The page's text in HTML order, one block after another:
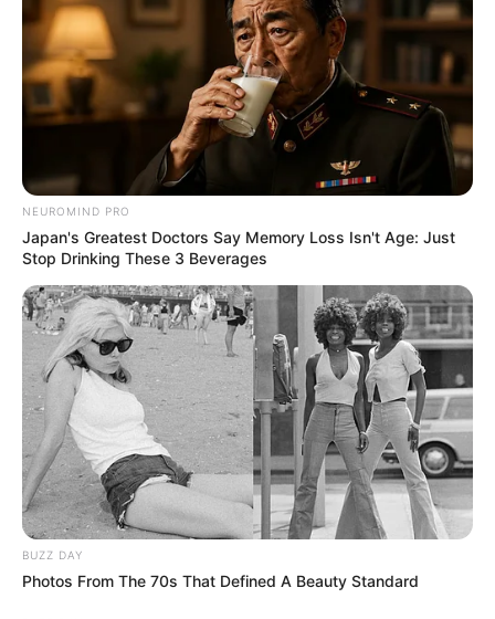
Elo7
NEUROMIND PRO
Japan's Greatest Doctors Say Memory Loss Isn't Age: Just
Stop Drinking These 3 Beverages
BUZZ DAY
Photos From The 70s That Defined A Beauty Standard